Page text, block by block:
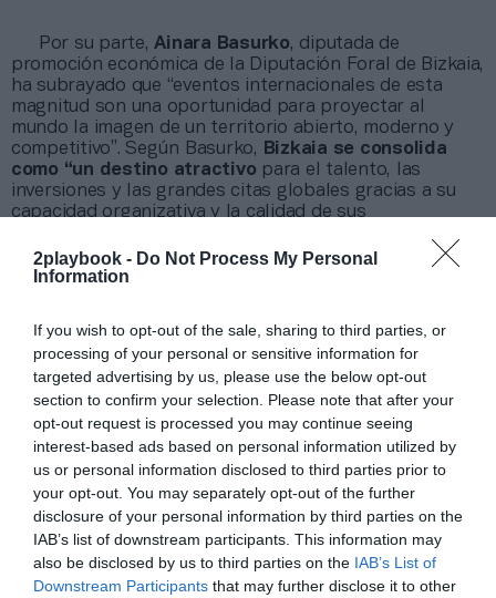
2playbook - Do Not Process My Personal
Information
If you wish to opt-out of the sale, sharing to third parties, or
processing of your personal or sensitive information for
targeted advertising by us, please use the below opt-out
section to confirm your selection. Please note that after your
opt-out request is processed you may continue seeing
interest-based ads based on personal information utilized by
us or personal information disclosed to third parties prior to
your opt-out. You may separately opt-out of the further
disclosure of your personal information by third parties on the
IAB’s list of downstream participants. This information may
also be disclosed by us to third parties on the IAB’s List of
Downstream Participants that may further disclose it to other
Por su parte,Ainara Basurko, diputada de
promoción económica de la Diputación Foral de Bizkaia,
ha subrayado que “eventos internacionales de esta
magnitud son una oportunidad para proyectar al
mundo la imagen de un territorio abierto, moderno y
competitivo”. Según Basurko,
Bizkaia se consolida
como “un destino atractivo para el talento, las
inversiones y las grandes citas globales gracias a su
capacidad organizativa y la calidad de sus
La concejala de desarrollo económico, comercio,
empleo y turismo del Ayuntamiento de Bilbao,
las personas asistentes: “La muy positiva valoración
refleja la excelencia organizativa y la capacidad de
movilizar a 86.000 personas en nuestra ciudad.
Organizar bien significa proyectar Bilbao al mundo
generar impacto económico, impulsar el turismo y
fortalecer nuestra identidad”.
El impacto mediático: casi 7.000 menciones
El estudio también destaca el
impacto mediático
del evento, que entre el 1 de enero y el 24 de mayo de
2025 generó6.720 mencionesen prensa, radio,
televisión y redes sociales, con un valor económico
equivalente a 34 millones de euros . Cuatro de cada